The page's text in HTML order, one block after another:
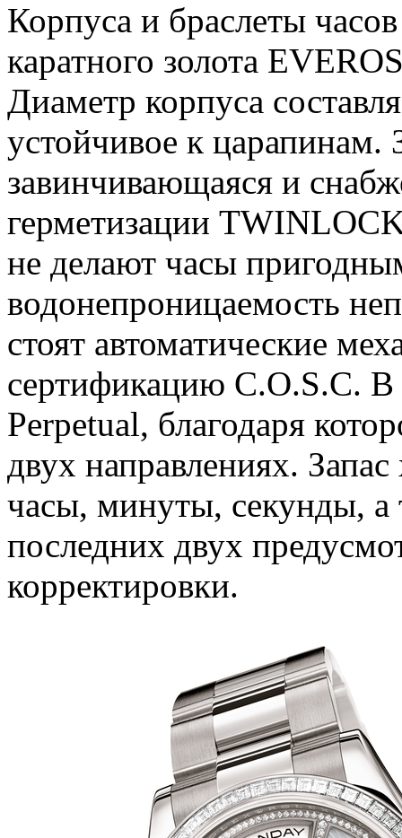
Корпуса и браслеты
каратного золота
Диаметр корпуса
устойчивое к царапинам.
завинчивающаяся и
герметизации
не делают часы
водонепроницаемость
стоят автоматические
сертификацию C.O.S.C. В
Perpetual, благодаря
двух направлениях.
часы, минуты, секунды, а
последних двух
корректировки.